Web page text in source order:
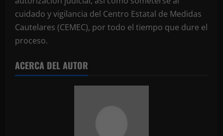
cuidado y vigilancia del Centro Estatal de Medidas
Cautelares (CEMEC), por todo el tiempo que dure el
proceso.
ACERCA DEL AUTOR